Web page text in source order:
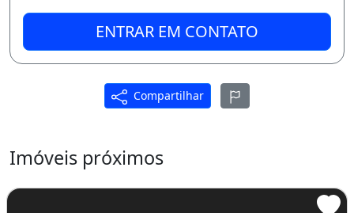
ENTRAR EM CONTATO
Compartilhar
Imóveis próximos